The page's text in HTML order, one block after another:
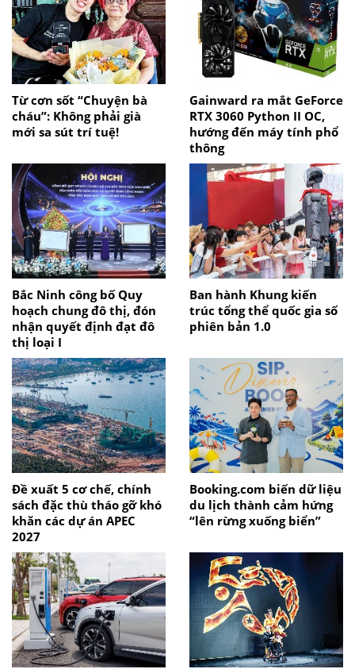
Từ cơn sốt “Chuyện bà
cháu”: Không phải già
mới sa sút trí tuệ!
Gainward ra mắt GeForce
RTX 3060 Python II OC,
hướng đến máy tính phổ
thông
Bắc Ninh công bố Quy
hoạch chung đô thị, đón
nhận quyết định đạt đô
thị loại I
Ban hành Khung kiến
trúc tổng thể quốc gia số
phiên bản 1.0
Đề xuất 5 cơ chế, chính
sách đặc thù tháo gỡ khó
khăn các dự án APEC
2027
Booking.com biến dữ liệu
du lịch thành cảm hứng
“lên rừng xuống biển”